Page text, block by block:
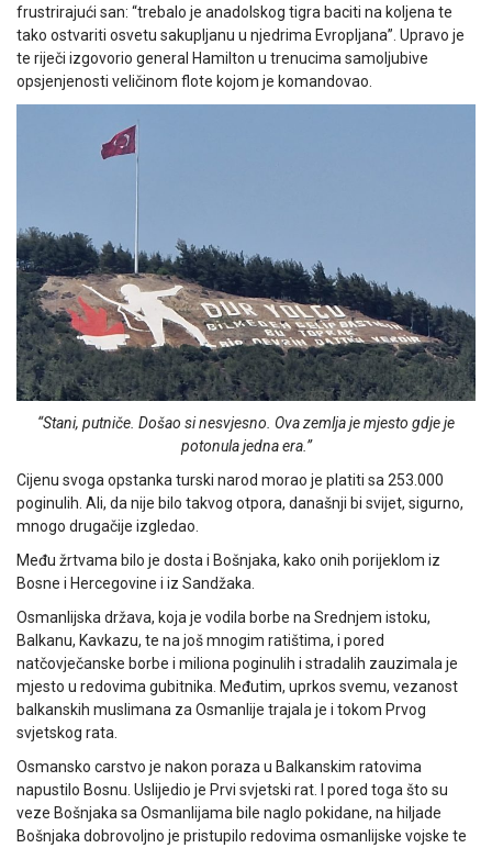
frustrirajući san: “trebalo je anadolskog tigra baciti na koljena te
tako ostvariti osvetu sakupljanu u njedrima Evropljana”. Upravo je
te riječi izgovorio general Hamilton u trenucima samoljubive
opsjenjenosti veličinom flote kojom je komandovao.
“Stani, putniče. Došao si nesvjesno. Ova zemlja je mjesto gdje je
potonula jedna era.”
Cijenu svoga opstanka turski narod morao je platiti sa 253.000
pogi­nulih. Ali, da nije bilo takvog otpora, današnji bi svijet, sigurno,
mnogo drugačije izgledao.
Među žrtvama bilo je dosta i Bošnjaka, kako onih po­rijeklom iz
Bosne i Hercegovine i iz Sandžaka.
Osmanlijska država, koja je vodila borbe na Srednjem istoku,
Balkanu, Kavkazu, te na još mnogim ratištima, i pored
natčovječanske borbe i miliona poginulih i stradalih zauzimala je
mjesto u redovima gubitnika. Međutim, uprkos svemu, vezanost
balkanskih muslimana za Osmanlije trajala je i tokom Prvog
svjetskog rata.
Osmansko carstvo je nakon poraza u Balkanskim ratovima
napustilo Bosnu. Uslijedio je Prvi svjetski rat. I pored toga što su
veze Bošnjaka sa Osmanlijama bile naglo pokidane, na hiljade
Bošnjaka dobrovoljno je pristupilo redovima osmanlijske vojske te